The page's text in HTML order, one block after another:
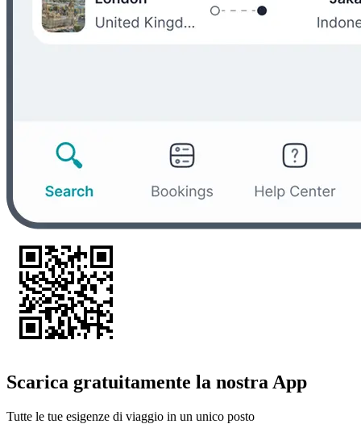
Scarica gratuitamente la nostra App
Tutte le tue esigenze di viaggio in un unico posto